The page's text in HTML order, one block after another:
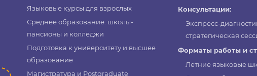
Языковые курсы для взрослых
Среднее образование: школы-
пансионы и колледжи
Подготовка к университету и высшее
образование
Магистратура и Postgraduate
Консультации:
Экспресс-
стратегическая
Форматы работы и
Летние языковые